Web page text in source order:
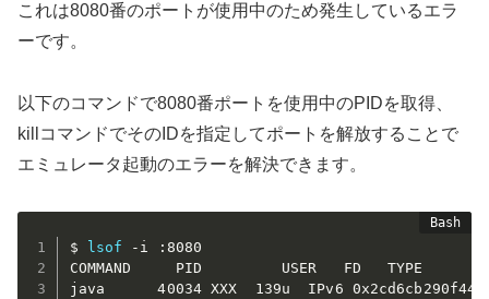
これは8080番のポートが使用中のため発生しているエラ
ーです。
以下のコマンドで8080番ポートを使用中のPIDを取得、
killコマンドでそのIDを指定してポートを解放することで
エミュレータ起動のエラーを解決できます。
$ lsof -i :8080
COMMAND     PID         USER   FD   TYPE
java      40034 XXX  139u  IPv6